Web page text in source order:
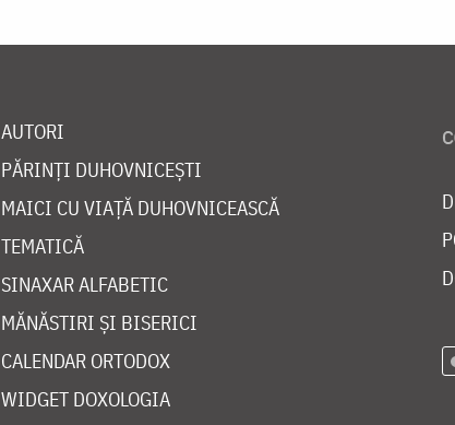
AUTORI
PĂRINȚI DUHOVNICEȘTI
MAICI CU VIAȚĂ DUHOVNICEASCĂ
TEMATICĂ
SINAXAR ALFABETIC
MĂNĂSTIRI ȘI BISERICI
CALENDAR ORTODOX
WIDGET DOXOLOGIA